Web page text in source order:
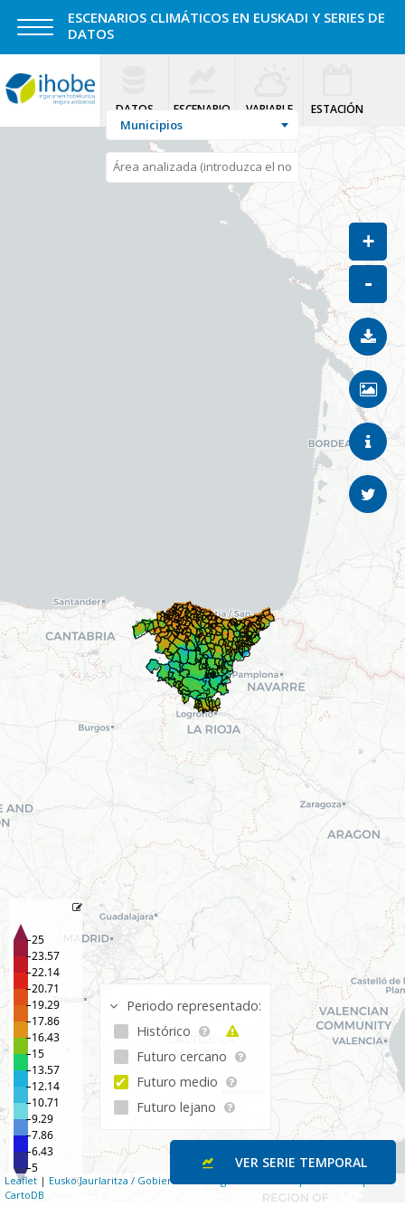
ESCENARIOS CLIMÁTICOS EN EUSKADI Y SERIES DE
DATOS
Colapsar
DATOS ESCENARIO VARIABLE ESTACIÓN
Municipios
+
-
ºC
Leaflet | Eusko Jaurlaritza / Gobierno Vasco
CartoDB
VER SERIE TEMPORAL
Periodo representado:
Histórico
Futuro cercano
Futuro medio
Futuro lejano